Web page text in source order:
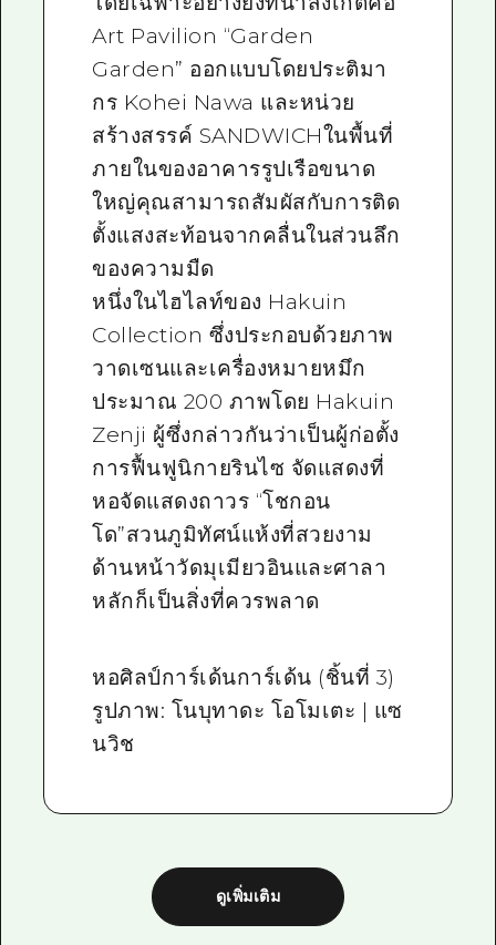
Art Pavilion “Garden
Garden” ออกแบบโดยประติมา
กร Kohei Nawa และหน่วย
สร้างสรรค์ SANDWICHในพื้นที่
ภายในของอาคารรูปเรือขนาด
ใหญ่คุณสามารถสัมผัสกับการติด
ตั้งแสงสะท้อนจากคลื่นในส่วนลึก
ของความมืด
หนึ่งในไฮไลท์ของ Hakuin
Collection ซึ่งประกอบด้วยภาพ
วาดเซนและเครื่องหมายหมึก
ประมาณ 200 ภาพโดย Hakuin
Zenji ผู้ซึ่งกล่าวกันว่าเป็นผู้ก่อตั้ง
การฟื้นฟูนิกายรินไซ จัดแสดงที่
หอจัดแสดงถาวร “โชกอน
โด”สวนภูมิทัศน์แห้งที่สวยงาม
ด้านหน้าวัดมุเมียวอินและศาลา
หลักก็เป็นสิ่งที่ควรพลาด
หอศิลป์การ์เด้นการ์เด้น (ชิ้นที่ 3)
รูปภาพ: โนบุทาดะ โอโมเตะ | แซ
นวิช
ดูเพิ่มเติม